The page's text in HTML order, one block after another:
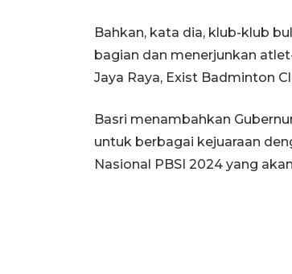
Bahkan, kata dia, klub-klub
bagian dan menerjunkan
Jaya Raya, Exist Badminton
Basri menambahkan
untuk berbagai kejuaraan
Nasional PBSI 2024 yang